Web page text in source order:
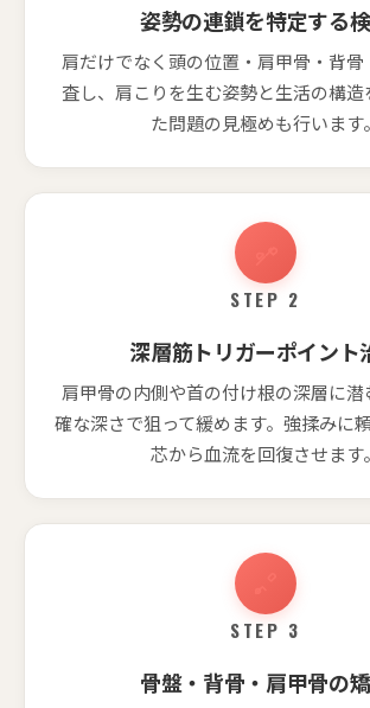
姿勢の連鎖を特定する
肩だけでなく頭の位置・肩甲骨・背
査し、肩こりを生む姿勢と生活の構
た問題の見極めも行います。
STEP 2
深層筋トリガーポイント
肩甲骨の内側や首の付け根の深層に
確な深さで狙って緩めます。強揉みに
芯から血流を回復させます。
STEP 3
骨盤・背骨・肩甲骨の